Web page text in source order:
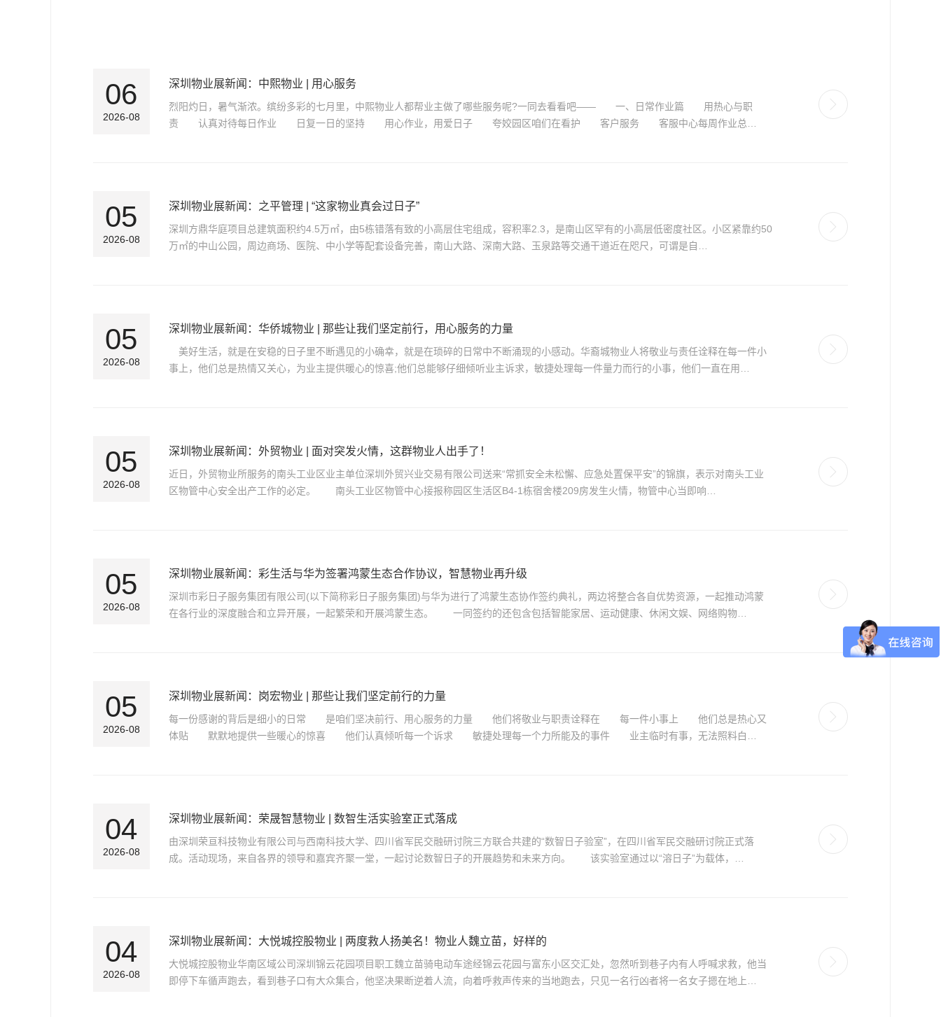
06
2026-08
深圳物业展新闻：中熙物业 | 用心服务
烈阳灼日，暑气渐浓。缤纷多彩的七月里，中熙物业人都帮业主做了哪些服务呢?一同去看看吧—— 一、日常作业篇 用热心与职
责 认真对待每日作业 日复一日的坚持 用心作业，用爱日子 夸姣园区咱们在看护 客户服务 客服中心每周作业总…
05
2026-08
深圳物业展新闻：之平管理 | “这家物业真会过日子”
深圳方鼎华庭项目总建筑面积约4.5万㎡，由5栋错落有致的小高层住宅组成，容积率2.3，是南山区罕有的小高层低密度社区。小区紧靠约50
万㎡的中山公园，周边商场、医院、中小学等配套设备完善，南山大路、深南大路、玉泉路等交通干道近在咫尺，可谓是自…
05
2026-08
深圳物业展新闻：华侨城物业 | 那些让我们坚定前行，用心服务的力量
美好生活，就是在安稳的日子里不断遇见的小确幸，就是在琐碎的日常中不断涌现的小感动。华裔城物业人将敬业与责任诠释在每一件小
事上，他们总是热情又关心，为业主提供暖心的惊喜;他们总能够仔细倾听业主诉求，敏捷处理每一件量力而行的小事，他们一直在用…
05
2026-08
深圳物业展新闻：外贸物业 | 面对突发火情，这群物业人出手了！
近日，外贸物业所服务的南头工业区业主单位深圳外贸兴业交易有限公司送来“常抓安全未松懈、应急处置保平安”的锦旗，表示对南头工业
区物管中心安全出产工作的必定。 南头工业区物管中心接报称园区生活区B4-1栋宿舍楼209房发生火情，物管中心当即响…
05
2026-08
深圳物业展新闻：彩生活与华为签署鸿蒙生态合作协议，智慧物业再升级
深圳市彩日子服务集团有限公司(以下简称彩日子服务集团)与华为进行了鸿蒙生态协作签约典礼，两边将整合各自优势资源，一起推动鸿蒙
在各行业的深度融合和立异开展，一起繁荣和开展鸿蒙生态。 一同签约的还包含包括智能家居、运动健康、休闲文娱、网络购物…
05
2026-08
深圳物业展新闻：岗宏物业 | 那些让我们坚定前行的力量
每一份感谢的背后是细小的日常 是咱们坚决前行、用心服务的力量 他们将敬业与职责诠释在 每一件小事上 他们总是热心又
体贴 默默地提供一些暖心的惊喜 他们认真倾听每一个诉求 敏捷处理每一个力所能及的事件 业主临时有事，无法照料白…
04
2026-08
深圳物业展新闻：荣晟智慧物业 | 数智生活实验室正式落成
由深圳荣亘科技物业有限公司与西南科技大学、四川省军民交融研讨院三方联合共建的“数智日子验室”，在四川省军民交融研讨院正式落
成。活动现场，来自各界的领导和嘉宾齐聚一堂，一起讨论数智日子的开展趋势和未来方向。 该实验室通过以“溶日子”为载体，…
04
2026-08
深圳物业展新闻：大悦城控股物业 | 两度救人扬美名！物业人魏立苗，好样的
大悦城控股物业华南区域公司深圳锦云花园项目职工魏立苗骑电动车途经锦云花园与富东小区交汇处，忽然听到巷子内有人呼喊求救，他当
即停下车循声跑去，看到巷子口有大众集合，他坚决果断逆着人流，向着呼救声传来的当地跑去，只见一名行凶者将一名女子摁在地上…